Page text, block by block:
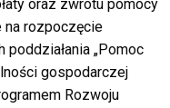
oraz zwrotu pomocy
na rozpoczęcie
poddziałania „Pomoc
gospodarczej
Rozwoju